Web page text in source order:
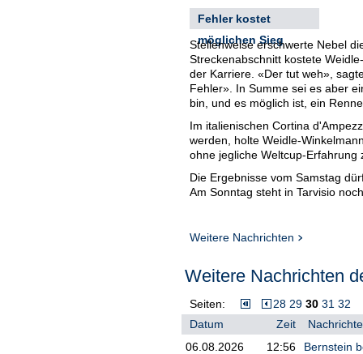
Fehler kostet
möglichen Sieg
Stellenweise erschwerte Nebel
Streckenabschnitt kostete
der Karriere. «Der tut weh»,
Fehler». In Summe sei es aber
bin, und es möglich ist, ein
Im italienischen Cortina
werden, holte Weidle-
ohne jegliche Weltcup-
Die Ergebnisse vom Samstag
Am Sonntag steht in Tarvisio
Weitere Nachrichten
Weitere Nachrichten
Seiten: 28 29 30 31 32
Datum
Zeit
06.08.2026
12:56
Bernstein